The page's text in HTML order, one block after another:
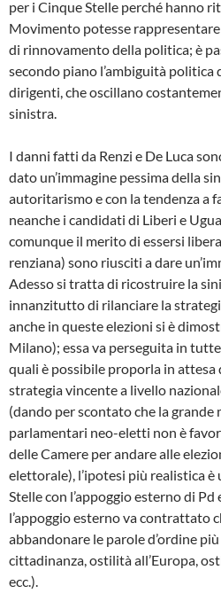
per i Cinque Stelle perché hanno
Movimento potesse
di rinnovamento della politica; è
secondo piano l’ambiguità
dirigenti, che oscillano
sinistra.
I danni fatti da Renzi e De Luca
dato un’immagine pessima della
autoritarismo e con la tendenza a
neanche i candidati di Liberi e
comunque il merito di essersi
renziana) sono riusciti a dare
Adesso si tratta di ricostruire la
innanzitutto di rilanciare la
anche in queste elezioni si è
Milano); essa va perseguita in
quali è possibile proporla in
strategia vincente a livello
(dando per scontato che la grande
parlamentari neo-eletti non è
delle Camere per andare alle
elettorale), l’ipotesi più realistica
Stelle con l’appoggio esterno di
l’appoggio esterno va contrattato
abbandonare le parole d’ordine
cittadinanza, ostilità all’Europa,
ecc.).